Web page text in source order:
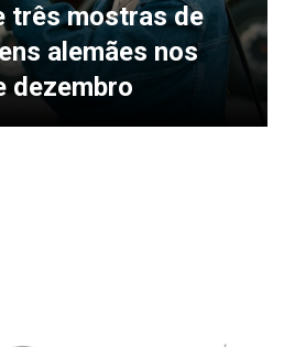
três mostras de
alemães nos
dezembro